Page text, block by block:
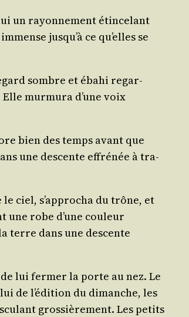
un rayon­ne­ment étin­ce­lant
jus­qu’à ce qu’elles se
sombre et éba­hi regar­
mur­mu­ra d’une voix
bien des temps avant que
une des­cente effré­née à tra­
ciel, s’ap­pro­cha du trône, et
une robe d’une cou­leur
terre dans une des­cente
lui fer­mer la porte au nez. Le
de l’é­di­tion du dimanche, les
gros­siè­re­ment. Les petits